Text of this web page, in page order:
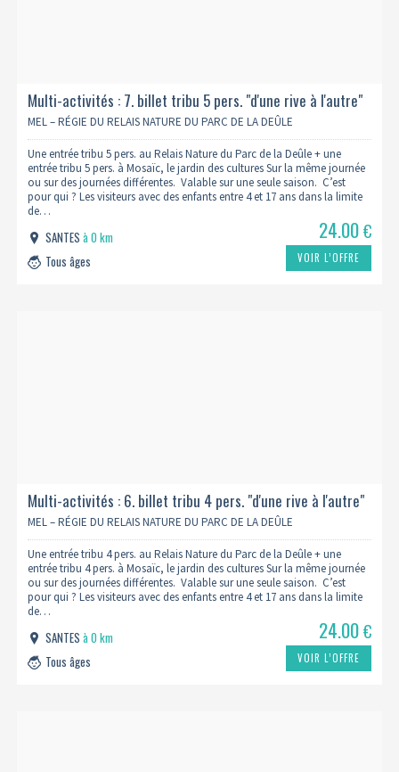
Multi-activités : 7. billet tribu 5 pers. "d'une rive à l'autre"
MEL – RÉGIE DU RELAIS NATURE DU PARC DE LA DEÛLE
Une entrée tribu 5 pers. au Relais Nature du Parc de la Deûle + une
entrée tribu 5 pers. à Mosaïc, le jardin des cultures Sur la même journée
ou sur des journées différentes. Valable sur une seule saison. C’est
pour qui ? Les visiteurs avec des enfants entre 4 et 17 ans dans la limite
de…
SANTESà 0 km
Tous âges
24.00€
VOIR L’OFFRE
Multi-activités : 6. billet tribu 4 pers. "d'une rive à l'autre"
MEL – RÉGIE DU RELAIS NATURE DU PARC DE LA DEÛLE
Une entrée tribu 4 pers. au Relais Nature du Parc de la Deûle + une
entrée tribu 4 pers. à Mosaïc, le jardin des cultures Sur la même journée
ou sur des journées différentes. Valable sur une seule saison. C’est
pour qui ? Les visiteurs avec des enfants entre 4 et 17 ans dans la limite
de…
SANTESà 0 km
Tous âges
24.00€
VOIR L’OFFRE